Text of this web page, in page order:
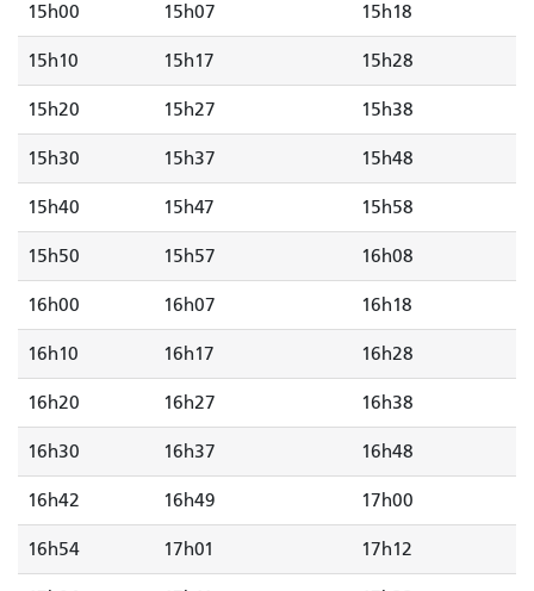
15h00 15h07 15h18
15h10 15h17 15h28
15h20 15h27 15h38
15h30 15h37 15h48
15h40 15h47 15h58
15h50 15h57 16h08
16h00 16h07 16h18
16h10 16h17 16h28
16h20 16h27 16h38
16h30 16h37 16h48
16h42 16h49 17h00
16h54 17h01 17h12